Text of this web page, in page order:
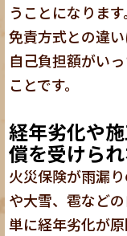
うことになります。
免責方式との違
自己負担額がい
ことです。
経年劣化や
償を受けら
火災保険が雨漏
や大雪、雹など
単に経年劣化が